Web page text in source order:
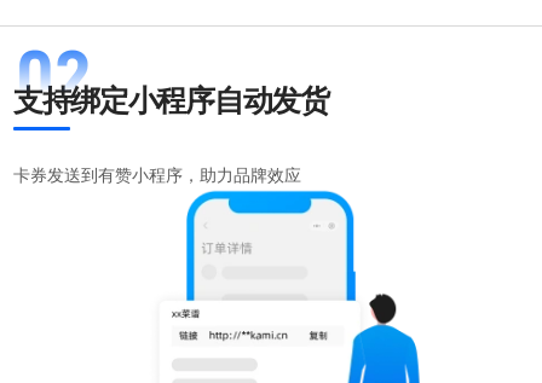
支持绑定小程序自动发货
卡券发送到有赞小程序，助力品牌效应